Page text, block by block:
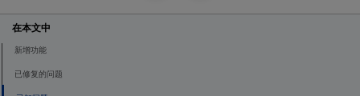
在本文中
新增功能
已修复的问题